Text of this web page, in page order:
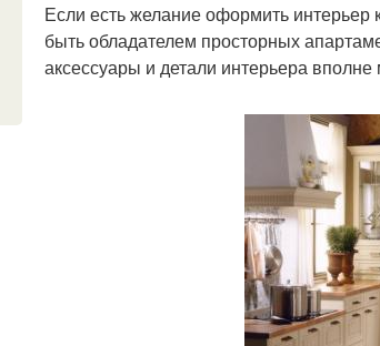
Мебель в итальянском
стиле
Кухня
Дом в
Французский интерьер
Если есть желание оформить интерьер
быть обладателем просторных
аксессуары и детали интерьера